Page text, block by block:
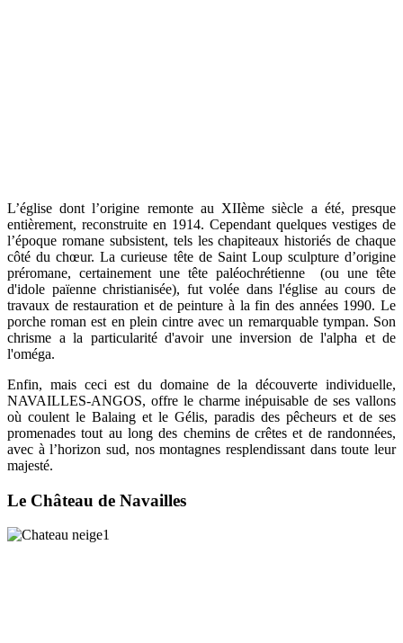
L’église dont l’origine remonte au XIIème siècle a été, presque
entièrement, reconstruite en 1914. Cependant quelques vestiges de
l’époque romane subsistent, tels les chapiteaux historiés de chaque
côté du chœur.La curieuse tête de Saint Loup sculpture d’origine
préromane, certainement une tête paléochrétienne (ou une tête
d'idole païenne christianisée), fut volée dans l'église au cours de
travaux de restauration et de peinture à la fin des années 1990. Le
porche roman est en plein cintre avec un remarquable tympan. Son
chrisme a la particularité d'avoir une inversion de l'alpha et de
l'oméga.
Enfin, mais ceci est du domaine de la découverte individuelle,
NAVAILLES-ANGOS, offre le charme inépuisable de ses vallons
où coulent le Balaing et le Gélis, paradis des pêcheurs et de ses
promenades tout au long des chemins de crêtes et de randonnées,
avec à l’horizon sud, nos montagnes resplendissant dans toute leur
majesté.
Le Château de Navailles